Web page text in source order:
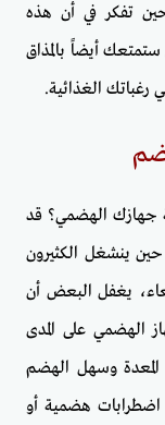
تفكر في أن هذه
أيضاً بالمذاق
رغباتك الغذائية.
الهضمي؟ قد
ينشغل الكثيرون
يغفل البعض أن
الهضمي على المدى
المعدة وسهل الهضم
اضطرابات هضمية أو